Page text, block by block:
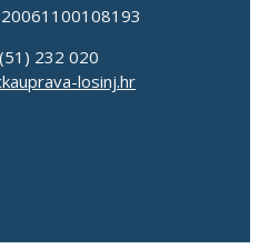
232 020
losinj.hr